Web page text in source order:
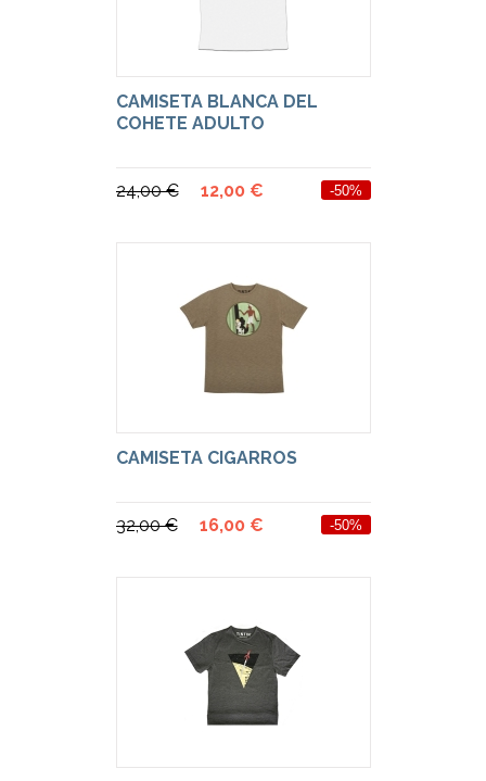
CAMISETA BLANCA DEL
COHETE ADULTO
24,00 € 12,00 € -50%
CAMISETA CIGARROS
32,00 € 16,00 € -50%